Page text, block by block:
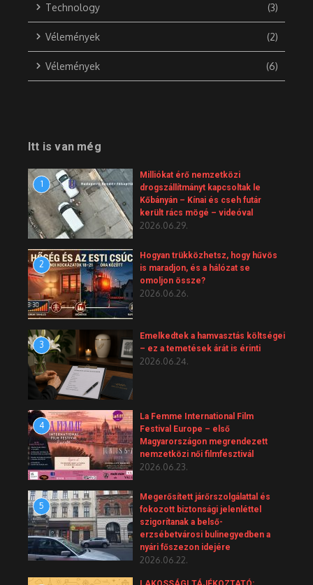
Technology (3)
Vélemények (2)
Vélemények (6)
Itt is van még
1
Milliókat érő nemzetközi
drogszállítmányt kapcsoltak le
Kőbányán – Kínai és cseh futár
került rács mögé – videóval
2026.06.29.
2
Hogyan trükközhetsz, hogy hűvös
is maradjon, és a hálózat se
omoljon össze?
2026.06.26.
3
Emelkedtek a hamvasztás költségei
– ez a temetések árát is érinti
2026.06.24.
4
La Femme International Film
Festival Europe – első
Magyarországon megrendezett
nemzetközi női filmfesztivál
2026.06.23.
5
Megerősített járőrszolgálattal és
fokozott biztonsági jelenléttel
szigorítanak a belső-
erzsébetvárosi bulinegyedben a
nyári főszezon idejére
2026.06.22.